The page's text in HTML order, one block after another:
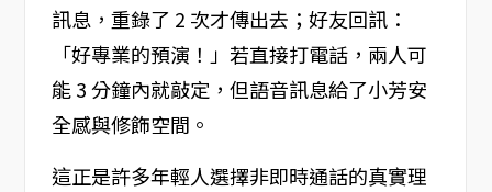
訊息，重錄了 2 次才傳出去；好友回訊：
「好專業的預演！」若直接打電話，兩人可
能 3 分鐘內就敲定，但語音訊息給了小芳安
全感與修飾空間。
這正是許多年輕人選擇非即時通話的真實理